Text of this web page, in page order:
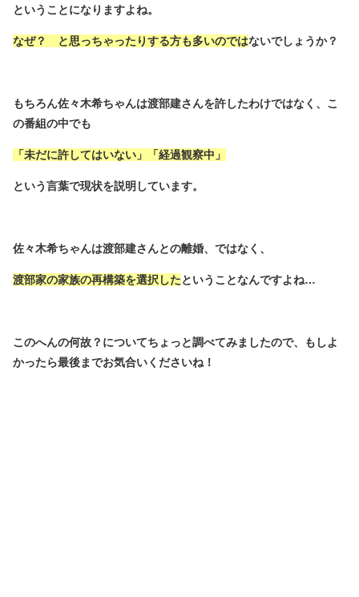
ということになりますよね。
なぜ？ と思っちゃったりする方も多いのではないでしょうか？
もちろん佐々木希ちゃんは渡部建さんを許したわけではなく、こ
の番組の中でも
「未だに許してはいない」「経過観察中」
という言葉で現状を説明しています。
佐々木希ちゃんは渡部建さんとの離婚、ではなく、
渡部家の家族の再構築を選択したということなんですよね…
このへんの何故？についてちょっと調べてみましたので、もしよ
かったら最後までお気合いくださいね！